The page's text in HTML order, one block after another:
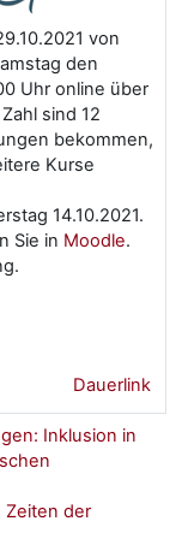
von
den
Uhr online über
sind 12
bekommen,
Kurse
14.10.2021.
Sie in Moodle.
Dauerlink
Inklusion in
Zeiten der